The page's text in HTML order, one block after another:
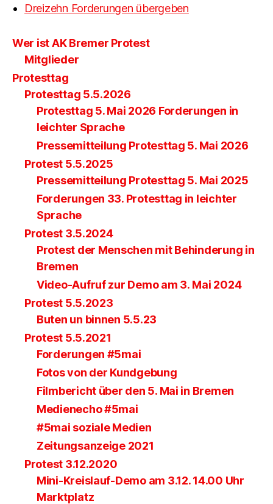
Dreizehn Forderungen übergeben
Wer ist AK Bremer Protest
Mitglieder
Protesttag
Protesttag 5.5.2026
Protesttag 5. Mai 2026 Forderungen in
leichter Sprache
Pressemitteilung Protesttag 5. Mai 2026
Protest 5.5.2025
Pressemitteilung Protesttag 5. Mai 2025
Forderungen 33. Protesttag in leichter
Sprache
Protest 3.5.2024
Protest der Menschen mit Behinderung in
Bremen
Video-Aufruf zur Demo am 3. Mai 2024
Protest 5.5.2023
Buten un binnen 5.5.23
Protest 5.5.2021
Forderungen #5mai
Fotos von der Kundgebung
Filmbericht über den 5. Mai in Bremen
Medienecho #5mai
#5mai soziale Medien
Zeitungsanzeige 2021
Protest 3.12.2020
Mini-Kreislauf-Demo am 3.12. 14.00 Uhr
Marktplatz